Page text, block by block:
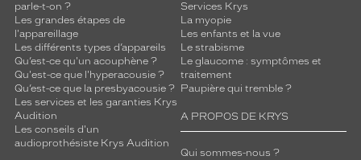
parle-t-on ?
Les grandes étapes de
l'appareillage
Les différents types d’appareils
Qu’est-ce qu'un acouphène ?
Qu'est-ce que l'hyperacousie ?
Qu’est-ce que la presbyacousie ?
Les services et les garanties Krys
Audition
Les conseils d'un
audioprothésiste Krys Audition
Services Krys
La myopie
Les enfants et la vue
Le strabisme
Le glaucome : symptômes et
traitement
Paupière qui tremble ?
A PROPOS DE KRYS
Qui sommes-nous ?